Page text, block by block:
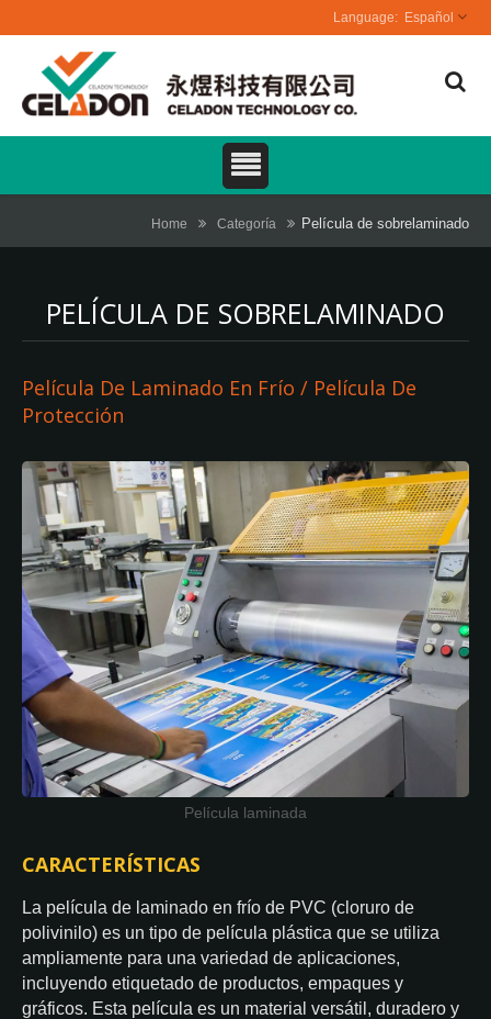
Español
Home Categoría Película de sobrelaminado
PELÍCULA DE SOBRELAMINADO
Película De Laminado En Frío / Película De
Protección
Película laminada
CARACTERÍSTICAS
La película de laminado en frío de PVC (cloruro de
polivinilo) es un tipo de película plástica que se utiliza
ampliamente para una variedad de aplicaciones,
incluyendo etiquetado de productos, empaques y
gráficos. Esta película es un material versátil, duradero y